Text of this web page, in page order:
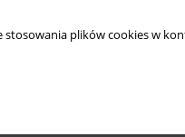
plików cookies w
na przykładzie